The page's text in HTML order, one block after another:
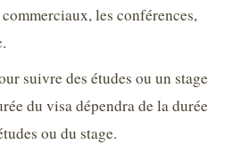
les conférences,
suivre des études ou un stage
du visa dépendra de la durée
ou du stage.